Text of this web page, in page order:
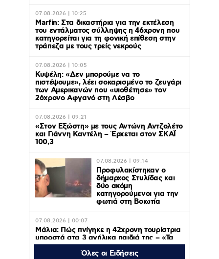
07.08.2026 | 10:25
Marfin: Στα δικαστήρια για την εκτέλεση
του εντάλματος σύλληψης η 46χρονη που
κατηγορείται για τη φονική επίθεση στην
τράπεζα με τους τρείς νεκρούς
07.08.2026 | 10:05
Κυψέλη: «Δεν μπορούμε να το
πιστέψουμε», λέει σοκαρισμένο το ζευγάρι
των Αμερικανών που «υιοθέτησε» τον
26χρονο Αφγανό στη Λέσβο
07.08.2026 | 09:21
«Στον Εξώστη» με τους Αντώνη Αντζολέτο
και Γιάννη Καντέλη – Έρχεται στον ΣΚΑΪ
100,3
07.08.2026 | 09:14
Προφυλακίστηκαν ο
δήμαρχος Στυλίδας και
δύο ακόμη
κατηγορούμενοι για την
φωτιά στη Βοιωτία
07.08.2026 | 00:07
Μάλια: Πώς πνίγηκε η 42χρονη τουρίστρια
μπροστά στα 3 ανήλικα παιδιά της – «Τα
παιδιά φώναζαν και έκλαιγαν, ήταν σε
κατάσταση πανικού»Όλες οι Ειδήσεις